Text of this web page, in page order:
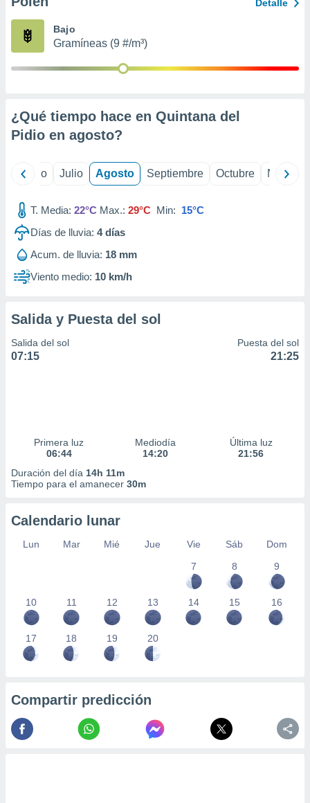
publicidad
1199
Detalle
Bajo
Gramíneas (9 #/m³)
¿Qué tiempo hace en Quintana del
Pidio en agosto?
Junio Julio Agosto Septiembre Octubre
T. Media: 22°C Max.: 29°C Min: 15°C
Días de lluvia: 4días
Acum. de lluvia: 18 mm
Viento medio: 10 km/h
Salida y Puesta del sol
Salida del sol
07:15
Puesta del sol
21:25
Primera luz
06:44
Mediodía
14:20
Última luz
21:56
Duración del día 14h 11m
Tiempo para el amanecer 30m
Calendario lunar
Lun Mar Mié Jue Vie Sáb
Dom
7
8 9
10 11 12 13 14 15 16
17 18 19 20
Compartir predicción